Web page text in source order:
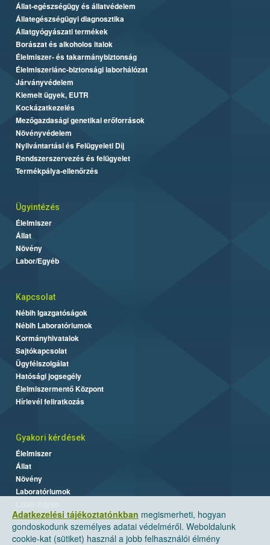
Adatkezelési tájékoztatónkban megismerheti, hogyan
gondoskodunk személyes adatai védelméről. Weboldalunk
cookie-kat (sütiket) használ a jobb felhasználói élmény
Állat-egészségügy és állatvédelem
Állategészségügyi diagnosztika
Állatgyógyászati termékek
Borászat és alkoholos italok
Élelmiszer- és takarmánybiztonság
Élelmiszerlánc-biztonsági laborhálózat
Járványvédelem
Kiemelt ügyek, EUTR
Kockázatkezelés
Mezőgazdasági genetikai erőforrások
Növényvédelem
Nyilvántartási és Felügyeleti Díj
Rendszerszervezés és felügyelet
Termékpálya-ellenőrzés
Ügyintézés
Élelmiszer
Állat
Növény
Labor/Egyéb
Kapcsolat
Nébih Igazgatóságok
Nébih Laboratóriumok
Kormányhivatalok
Sajtókapcsolat
Ügyfélszolgálat
Hatósági jogsegély
Élelmiszermentő Központ
Hírlevél feliratkozás
Gyakori kérdések
Élelmiszer
Állat
Növény
Laboratóriumok